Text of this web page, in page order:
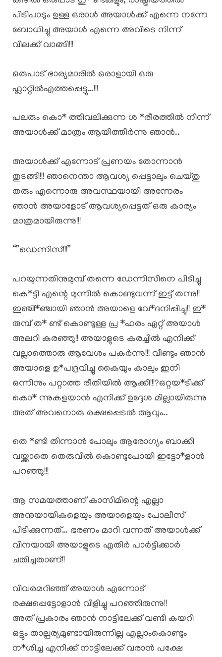
പിടിപാടും ഉള്ള ഒരാൾ അയാൾക്ക് എന്നെ നന്നേ
ബോധിച്ചു അയാൾ എന്നെ അവിടെ നിന്ന്
വിലക്ക് വാങ്ങി!!!
ഒരുപാട് ഭാര്യമാരിൽ ഒരാളായി ഒരു
ഫ്ലാറ്റിൽഎത്തപ്പെട്ടു…!!!
പലരും കൊ* ത്തിവലിക്കുന്ന ശ *രീരത്തിൽ നിന്ന്
അയാൾക്ക് മാത്രം ആയിത്തീർന്നു ഞാൻ..
അയാൾക്ക് എന്നോട് പ്രണയം തോന്നാൻ
തുടങ്ങി!!! ഞാനെന്താ ആവശ്യ പ്പെട്ടാലും ചെയ്തു
തരും എന്നൊരു അവസ്ഥയായി അന്നേരം
ഞാൻ അയാളോട് ആവശ്യപ്പെട്ടത് ഒരു കാര്യം
മാത്രമായിരുന്നു!!!
“”ഡെന്നിസ്!!!”
പറയുന്നതിനുമുമ്പ് തന്നെ ഡേന്നിസിനെ പിടിച്ചു
കെ*ട്ടി എന്റെ മുന്നിൽ കൊണ്ടുവന്ന് ഇട്ട് തന്നു!!
ഇഞ്ചി*ഞ്ചായി ഞാൻ അയാളെ വേ*ദനിപ്പിച്ചു!! ഇ*
രുമ്പ് ത* ണ്ട് കൊണ്ടുള്ള പ്ര *ഹരം ഏറ്റ് അയാൾ
അലറി കരഞ്ഞു!! അയാളുടെ കരച്ചിൽ എനിക്ക്
വല്ലാത്തൊരു ആവേശം പകർന്നു!!! വീണ്ടും ഞാൻ
അയാളെ ഉ*പദ്രവിച്ചു കൈയും കാലും ഇനി
ഒന്നിനും പറ്റാത്ത രീതിയിൽ ആക്കി!!!?ഒറ്റയ*ടിക്ക്
കൊ* ന്നുകളയാൻ എനിക്ക് ഉദ്ദേശ മില്ലായിരുന്നു
അത് അവനൊരു രക്ഷപ്പെടൽ ആവും..
തെ *ണ്ടി തിന്നാൻ പോലും ആരോഗ്യം ബാക്കി
വയ്ക്കാതെ തെരുവിൽ കൊണ്ടുപോയി ഇട്ടോ*ളാൻ
പറഞ്ഞു!!!
ആ സമയത്താണ് കാസിമിന്റെ എല്ലാ
അനുയായികളെയും അയാളെയും പോലീസ്
പിടിക്കുന്നത്… ഭരണം മാറി വന്നത് അയാൾക്ക്
വിനയായി അയാളുടെ എതിർ പാർട്ടിക്കാർ
ചതിച്ചതാണ്!!
വിവരമറിഞ്ഞ് അയാൾ എന്നോട്
രക്ഷപ്പെട്ടോളാൻ വിളിച്ചു പറഞ്ഞിരുന്നു!!
അത് പ്രകാരം ഞാൻ നാട്ടിലേക്ക് വണ്ടി കയറി
ഒട്ടും താല്പര്യമുണ്ടായിരുന്നില്ല എല്ലാംകൊണ്ടും
ന*ശിച്ച എനിക്ക് നാട്ടിലേക്ക് വരാൻ പക്ഷേ